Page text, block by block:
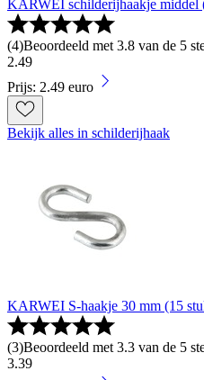
KARWEI schilderijhaakje middel
(4)Beoordeeld met 3.8 van de 5
2.49
Prijs: 2.49 euro
Bekijk alles in schilderijhaak
KARWEI S-haakje 30 mm (15
(3)Beoordeeld met 3.3 van de 5
3.39